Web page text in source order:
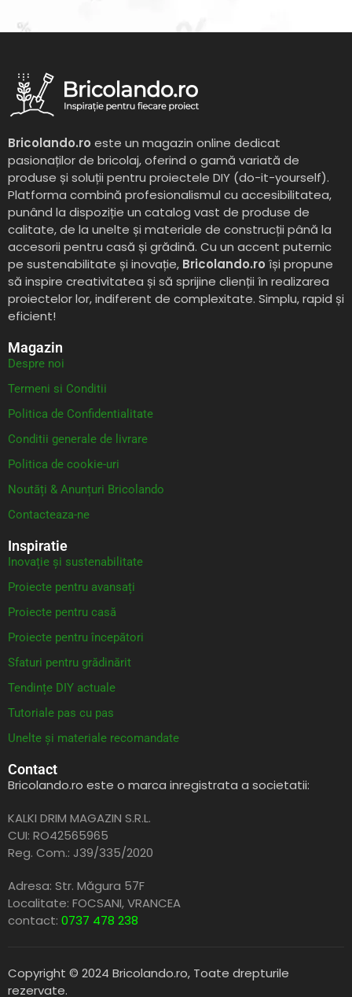
Bricolando.ro este un magazin online dedicat
pasionaților de bricolaj, oferind o gamă variată de
produse și soluții pentru proiectele DIY (do-it-yourself).
Platforma combină profesionalismul cu accesibilitatea,
punând la dispoziție un catalog vast de produse de
calitate, de la unelte și materiale de construcții până la
accesorii pentru casă și grădină. Cu un accent puternic
pe sustenabilitate și inovație, Bricolando.ro își propune
să inspire creativitatea și să sprijine clienții în realizarea
proiectelor lor, indiferent de complexitate. Simplu, rapid și
eficient!
Magazin
Despre noi
Termeni si Conditii
Politica de Confidentialitate
Conditii generale de livrare
Politica de cookie-uri
Noutăți & Anunțuri Bricolando
Contacteaza-ne
Inspiratie
Inovație și sustenabilitate
Proiecte pentru avansați
Proiecte pentru casă
Proiecte pentru începători
Sfaturi pentru grădinărit
Tendințe DIY actuale
Tutoriale pas cu pas
Unelte și materiale recomandate
Contact
Bricolando.ro este o marca inregistrata a societatii:
KALKI DRIM MAGAZIN S.R.L.
CUI: RO42565965
Reg. Com.: J39/335/2020
Adresa: Str. Măgura 57F
Localitate: FOCSANI,VRANCEA
contact: 0737 478 238
Copyright © 2024 Bricolando.ro, Toate drepturile
rezervate.